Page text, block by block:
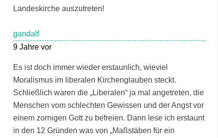
Landeskirche auszutreten!
gandalf
9 Jahre vor
Es ist doch immer wieder erstaunlich, wieviel
Moralismus im liberalen Kirchenglauben steckt.
Schließlich waren die „Liberalen“ ja mal angetreten, die
Menschen vom schlechten Gewissen und der Angst vor
einem zornigen Gott zu befreien. Dann lese ich erstaunt
in den 12 Gründen was von „Maßstäben für ein